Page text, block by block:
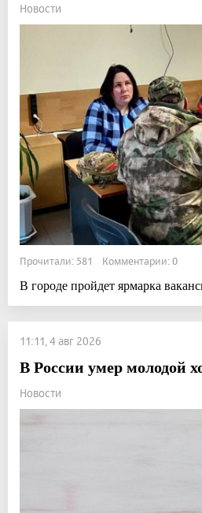
Новости
Прочитали: 581 Комментарии: 0
В городе пройдет ярмарка
11:11, 4 авг 2026
В России умер молодой
Новости